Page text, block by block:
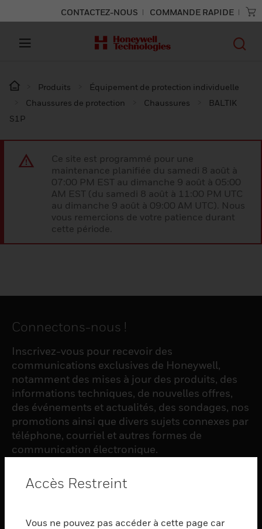
CONTACTEZ-NOUS COMMANDE RAPIDE
Produits
Équipement de protection individuelle
Chaussures de protection
Chaussures
BALTIK
S1P
Ce site est programmé pour une
maintenance planifiée du samedi 8 août à
07:00 PM EST au dimanche 9 août à 05:00
AM EST (du samedi 8 août à 11:00 PM UTC
au dimanche 9 août à 09:00 AM UTC). Nous
vous remercions de votre patience durant
cette période.
Connectons-nous !
Inscrivez-vous pour recevoir des
communications exclusives de Honeywell,
notamment des mises à jour des produits, des
informations techniques, de nouvelles offres,
des événements et actualités, des sondages, nos
promotions ainsi que divers sujets connexes par
téléphone, courriel et autres formes de
communication électronique.
S'INSCRIRE
PRODUCTS
Accès Restreint
Vous ne pouvez pas accéder à cette page car